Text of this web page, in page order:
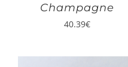
Champagne
40.39€